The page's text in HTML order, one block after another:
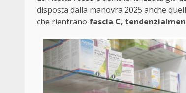
disposta dalla manovra 2025 anche
che rientrano fascia C,